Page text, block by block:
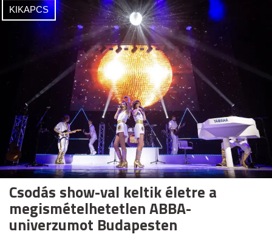
KIKAPCS
Csodás show-val keltik életre a
megismételhetetlen ABBA-
univerzumot Budapesten